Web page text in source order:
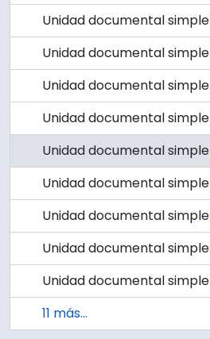
Unidad documental simple
Unidad documental simple
Unidad documental simple
Unidad documental simple
Unidad documental simple
Unidad documental simple
Unidad documental simple
Unidad documental simple
Unidad documental simple
11 más...